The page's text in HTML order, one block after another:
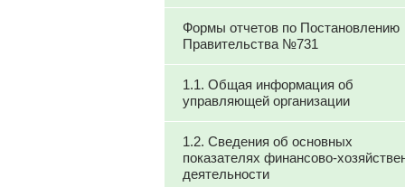
Формы отчетов по Постановлению
Правительства №731
1.1. Общая информация об
управляющей организации
1.2. Сведения об основных
показателях финансово-
деятельности